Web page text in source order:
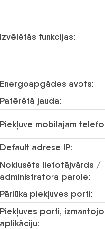
Izvēlētās funkcijas:
Energoapgādes avots:
Patērētā jauda:
Piekļuve mobilajam
Default adrese IP:
Noklusēts lietotājvārds /
administratora parole:
Pārlūka piekļuves porti:
Piekļuves porti,
aplikāciju: